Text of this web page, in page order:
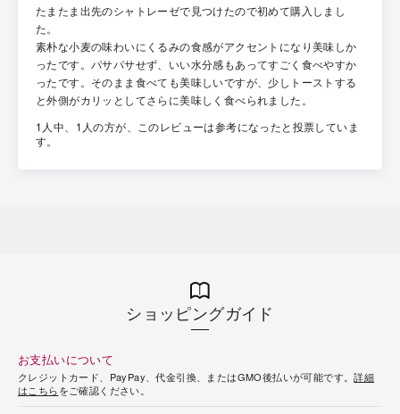
たまたま出先のシャトレーゼで見つけたので初めて購入しまし
た。
素朴な小麦の味わいにくるみの食感がアクセントになり美味しか
ったです。パサパサせず、いい水分感もあってすごく食べやすか
ったです。そのまま食べても美味しいですが、少しトーストする
と外側がカリッとしてさらに美味しく食べられました。
1人中、1人の方が、このレビューは参考になったと投票していま
す。
ショッピングガイド
お支払いについて
クレジットカード、PayPay、代金引換、またはGMO後払いが可能です。詳細
はこちらをご確認ください。